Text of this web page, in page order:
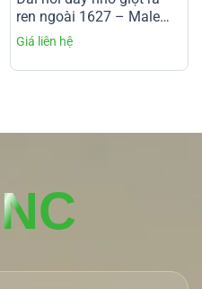
ren ngoài 1627 – Male
Thread Coupling for Tape,
Dnl17*3/4”, Green nuts.
NC